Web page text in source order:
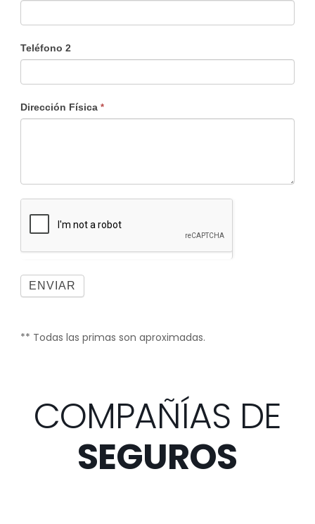
Teléfono 2
Dirección Física *
ENVIAR
** Todas las primas son aproximadas.
COMPAÑÍAS DE
SEGUROS